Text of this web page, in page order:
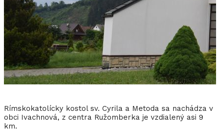
Rímskokatolícky kostol sv. Cyrila a Metoda sa nachádza v
obci Ivachnová, z centra Ružomberka je vzdialený asi 9
km.